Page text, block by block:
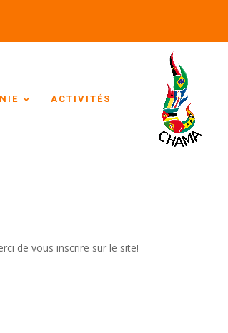
ACTIVITÉS
de vous inscrire sur le site!